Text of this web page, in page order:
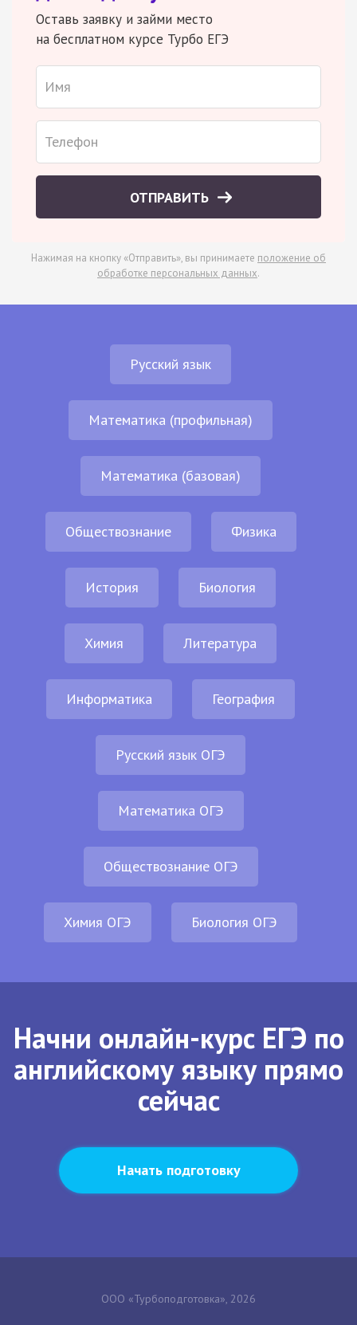
Оставь заявку и займи место
на бесплатном курсе Турбо ЕГЭ
ОТПРАВИТЬ
Нажимая на кнопку «Отправить», вы принимаете положение об
обработке персональных данных.
Русский язык
Математика (профильная)
Математика (базовая)
Обществознание Физика
История Биология
Химия Литература
Информатика География
Русский язык ОГЭ
Математика ОГЭ
Обществознание ОГЭ
Химия ОГЭ Биология ОГЭ
Начни онлайн-курс ЕГЭ по
английскому языку прямо
сейчас
Начать подготовку
ООО «Турбоподготовка», 2026